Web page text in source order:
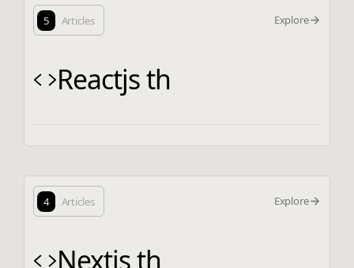
5 Articles Explore
Reactjs th
4 Articles Explore
Nextjs th